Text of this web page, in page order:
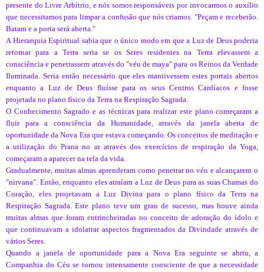
presente do Livre Arbítrio, e nós somos responsáveis por invocarmos o auxílio
que necessitamos para limpar a confusão que nós criamos. "Peçam e receberão.
Batam e a porta será aberta."
A Hierarquia Espiritual sabia que o único modo em que a Luz de Deus poderia
retornar para a Terra seria se os Seres residentes na Terra elevassem a
consciência e penetrassem através do "véu de maya" para os Reinos da Verdade
Iluminada. Seria então necessário que eles mantivessem estes portais abertos
enquanto a Luz de Deus fluísse para os seus Centros Cardíacos e fosse
projetada no plano físico da Terra na Respiração Sagrada.
O Conhecimento Sagrado e as técnicas para realizar este plano começaram a
fluir para a consciência da Humanidade, através da janela aberta de
oportunidade da Nova Era que estava começando. Os conceitos de meditação e
a utilização do Prana no ar através dos exercícios de respiração da Yoga,
começaram a aparecer na tela da vida.
Gradualmente, muitas almas aprenderam como penetrar no véu e alcançarem o
"nirvana". Então, enquanto eles atraíam a Luz de Deus para as suas Chamas do
Coração, eles projetavam a Luz Divina para o plano físico da Terra na
Respiração Sagrada. Este plano teve um grau de sucesso, mas houve ainda
muitas almas que foram entrincheiradas no conceito de adoração do ídolo e
que continuavam a idolatrar aspectos fragmentados da Divindade através de
vários Seres.
Quando a janela de oportunidade para a Nova Era seguinte se abriu, a
Companhia do Céu se tornou intensamente consciente de que a necessidade